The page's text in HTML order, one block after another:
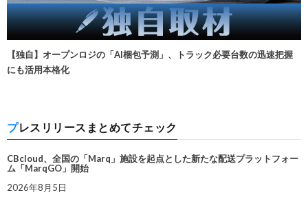
【独自】オープンロジの「AI梱包予測」、トラック必要台数の迅速把握
にも活用本格化
プレスリリースまとめてチェック
CBcloud、全国の「Marq」施設を起点とした新たな配送プラットフォー
ム「MarqGO」開始
2026年8月5日